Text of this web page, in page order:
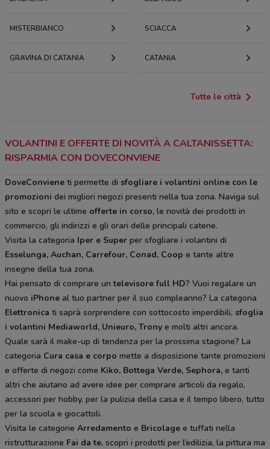
MISTERBIANCO SCIACCA
GRAVINA DI CATANIA CATANIA
Tutte le città
VOLANTINI E OFFERTE DI NOVITÀ A CALTANISSETTA:
RISPARMIA CON DOVECONVIENE
DoveConviene ti permette di sfogliare i volantini online con le
promozioni dei migliori negozi presenti nella tua zona. Naviga sul
sito e scopri le ultime offerte in corso, le novità dei prodotti in
commercio, gli indirizzi e gli orari delle principali catene.
Visita la categoria Iper e Super per sfogliare i volantini di
Esselunga, Auchan, Carrefour, Conad, Coop e tante altre
insegne della tua zona.
Hai pensato di comprare untelevisore full HD? Vuoi regalare un
nuovo iPhone al tuo partner per il suo compleanno? La categoria
Elettronica ti saprà sorprendere con sottocosto imperdibili, sfoglia
i volantini Mediaworld, Unieuro, Trony e molti altri ancora.
Quale sarà il make-up di tendenza per la prossima stagione? La
categoria Cura casa e corpo mette a disposizione tante promozioni
e offerte di negozi come Kiko, Bottega Verde, Sephora, e tanti
altri che aiutano ad avere idee per comprare articoli da regalo,
accessori per hobby, per la pulizia della casa e il tempo libero, tutto
per la scuola e giocattoli.
Visita le categorie Arredamento e Bricolage e tuffati nella
ristrutturazione Fai da te, scopri i prodotti per l’edilizia, la pittura ma